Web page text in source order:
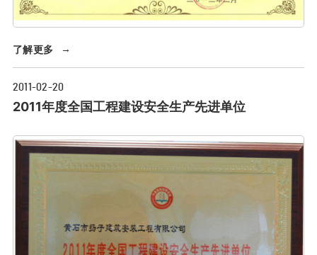
了解更多 →
2011-02-20
2011年度全国工程建设安全生产先进单位